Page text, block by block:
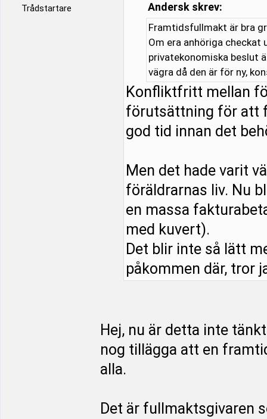
Trådstartare Andersk skrev:
Framtidsfullmakt är bra
Om era anhöriga
privatekonomiska beslut
vägra då den är för ny,
Konfliktfritt mellan
förutsättning för att
god tid innan det
Men det hade varit
föräldrarnas liv. Nu
en massa
med kuvert).
Det blir inte så lätt
påkommen där, tror
Hej, nu är detta inte
nog tillägga att en
alla.
Det är fullmaktsgivaren